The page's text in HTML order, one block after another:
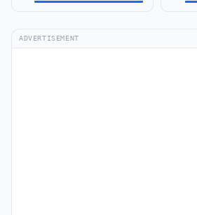
ADVERTISEMENT